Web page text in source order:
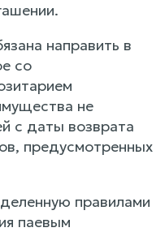
направить в
со
не
с даты возврата
предусмотренных
правилами
паевым